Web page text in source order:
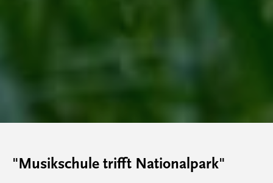
"Musikschule trifft Nationalpark"